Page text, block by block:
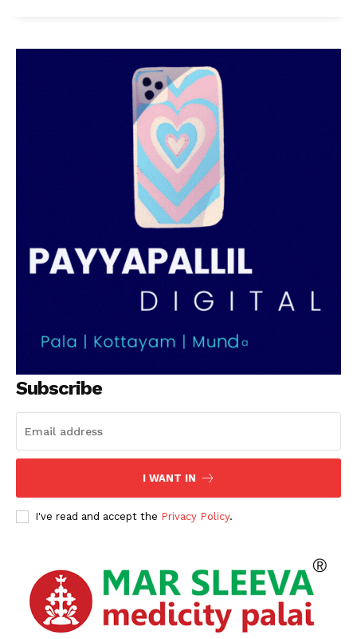
PALA VISION
Grievance Redressal
Subscribe
I WANT IN
I've read and accept the Privacy Policy.